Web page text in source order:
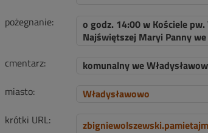
pożegnanie:
o godz. 14:00 w Kościele
Najświętszej Maryi Panny
cmentarz:
komunalny we
miasto:
Władysławowo
krótki URL: